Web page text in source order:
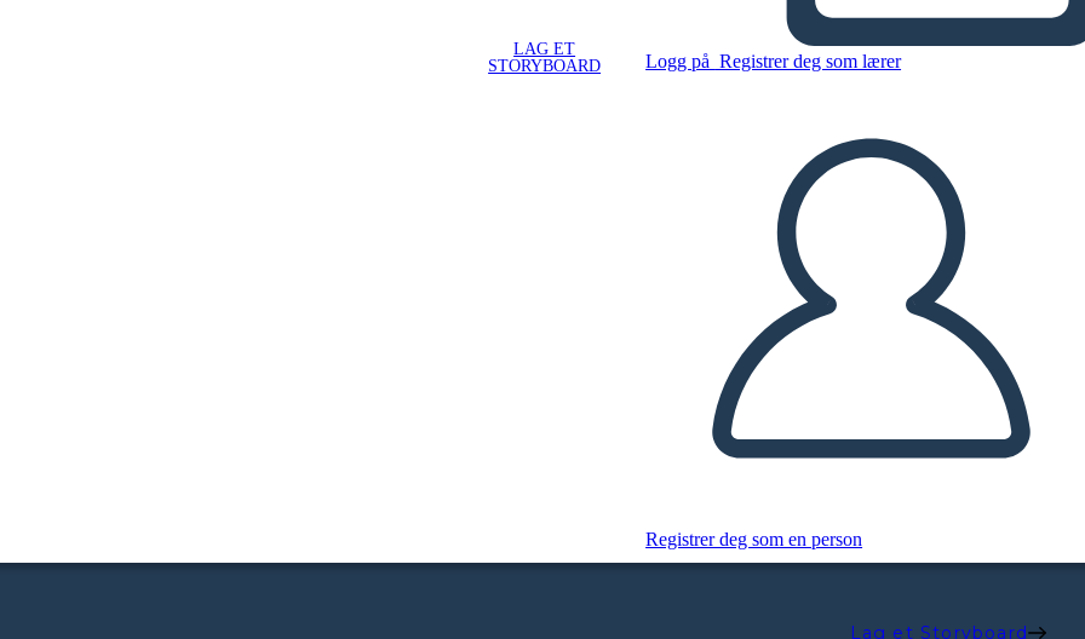
LAG ET
STORYBOARD
Logg på Registrer deg som lærer
Registrer deg som en person
Lag et Storyboard